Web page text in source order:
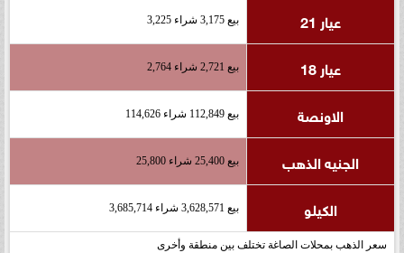
عيار 21 بيع 3,175 شراء 3,225
عيار 18 بيع 2,721 شراء 2,764
الاونصة بيع 112,849 شراء 114,626
الجنيه الذهب بيع 25,400 شراء 25,800
الكيلو بيع 3,628,571 شراء 3,685,714
سعر الذهب بمحلات الصاغة تختلف بين منطقة وأخرى